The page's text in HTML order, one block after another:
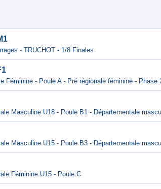
- TRUCHOT - 1/8 Finales
Féminine - Poule A - Pré régionale féminine - Phase
Masculine U18 - Poule B1 - Départementale
Masculine U15 - Poule B3 - Départementale
Féminine U15 - Poule C